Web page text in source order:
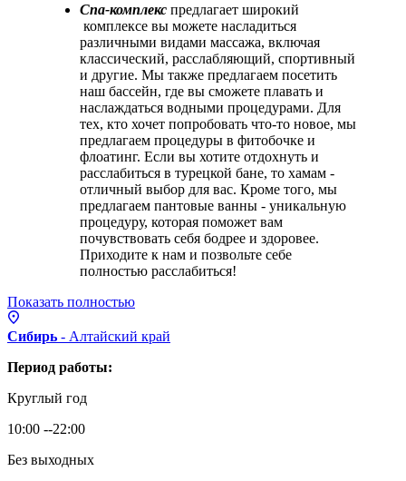
Спа-комплекс предлагает широкий
комплексе вы можете насладиться
различными видами массажа, включая
классический, расслабляющий, спортивный
и другие. Мы также предлагаем посетить
наш бассейн, где вы сможете плавать и
наслаждаться водными процедурами. Для
тех, кто хочет попробовать что-то новое, мы
предлагаем процедуры в фитобочке и
флоатинг. Если вы хотите отдохнуть и
расслабиться в турецкой бане, то хамам -
отличный выбор для вас. Кроме того, мы
предлагаем пантовые ванны - уникальную
процедуру, которая поможет вам
почувствовать себя бодрее и здоровее.
Приходите к нам и позвольте себе
полностью расслабиться!
Показать полностью
Сибирь - Алтайский край
Период работы:
Круглый год
10:00 --22:00
Без выходных